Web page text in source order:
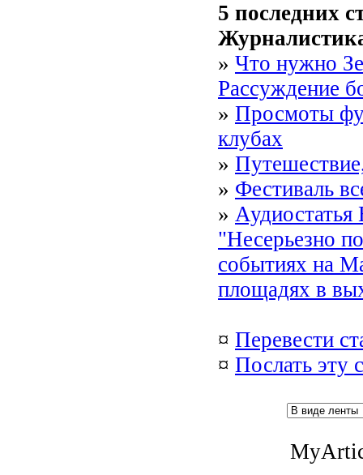
5 последних
» Что нужно
Рассуждение
» Просмоты
клубах
»
» Фестиваль
»
"Несерьезно
событиях на
площадях в
¤ Перевести
¤ Послать эту